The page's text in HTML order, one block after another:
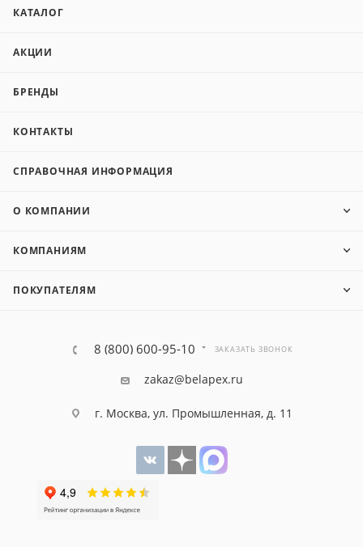
КАТАЛОГ
АКЦИИ
БРЕНДЫ
КОНТАКТЫ
СПРАВОЧНАЯ ИНФОРМАЦИЯ
О КОМПАНИИ
КОМПАНИЯМ
ПОКУПАТЕЛЯМ
8 (800) 600-95-10 ЗАКАЗАТЬ ЗВОНОК
zakaz@belapex.ru
г. Москва, ул. Промышленная, д. 11